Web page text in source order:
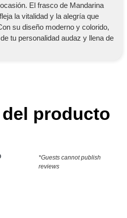
El frasco de Mandarina
la vitalidad y la alegría que
su diseño moderno y colorido,
tu personalidad audaz y llena de
producto
*Guests cannot publish
reviews